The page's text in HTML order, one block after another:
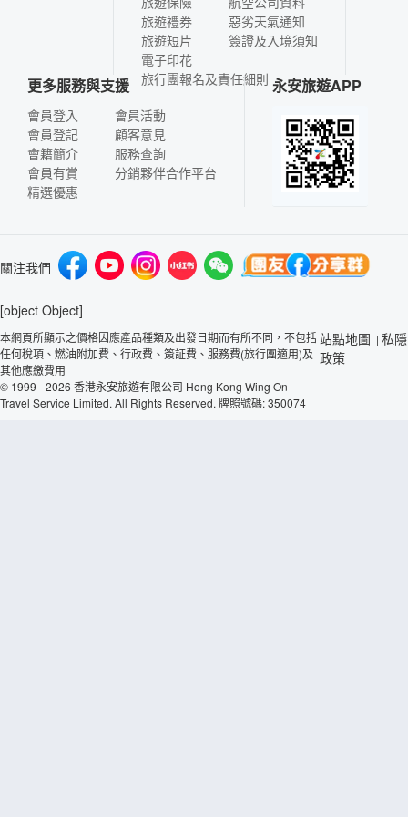
旅遊禮券
旅遊短片
電子印花
惡劣天氣通知
簽證及入境須知
旅行團報名及責任細則
更多服務與支援
會員登入
會員登記
會籍簡介
會員有賞
精選優惠
會員活動
顧客意見
服務查詢
分銷夥伴合作平台
永安旅遊APP
關注我們
[object Object]
本網頁所顯示之價格因應產品種類及出發日期而有所不同，不包括
任何稅項、燃油附加費、行政費、簽証費、服務費(旅行團適用)及
其他應繳費用
© 1999 - 2026 香港永安旅遊有限公司 Hong Kong Wing On
Travel Service Limited. All Rights Reserved. 牌照號碼: 350074
站點地圖 | 私隱
政策